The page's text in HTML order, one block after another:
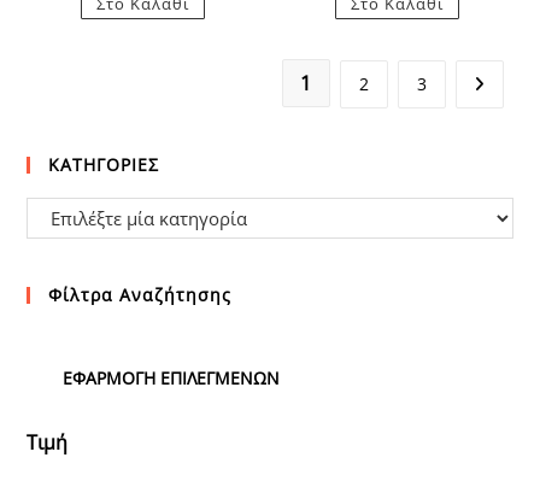
1 2 3
ΚΑΤΗΓΟΡΙΕΣ
Φίλτρα Αναζήτησης
ΕΦΑΡΜΟΓΉ ΕΠΙΛΕΓΜΈΝΩΝ
Τιμή